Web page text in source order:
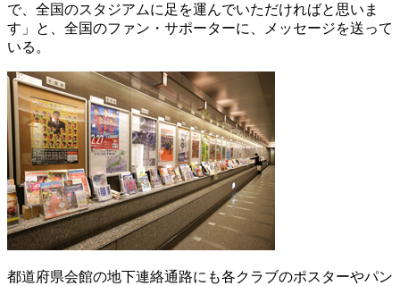
で、全国のスタジアムに足を運んでいただければと思いま
す」と、全国のファン・サポーターに、メッセージを送って
いる。
都道府県会館の地下連絡通路にも各クラブのポスターやパン